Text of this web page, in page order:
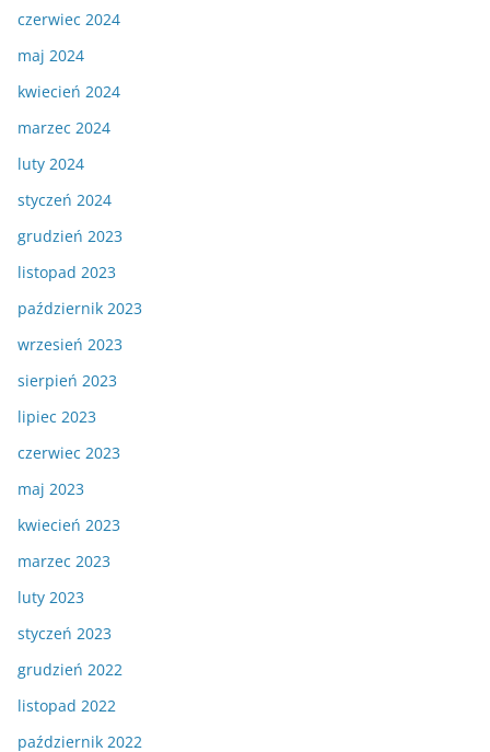
czerwiec 2024
maj 2024
kwiecień 2024
marzec 2024
luty 2024
styczeń 2024
grudzień 2023
listopad 2023
październik 2023
wrzesień 2023
sierpień 2023
lipiec 2023
czerwiec 2023
maj 2023
kwiecień 2023
marzec 2023
luty 2023
styczeń 2023
grudzień 2022
listopad 2022
październik 2022